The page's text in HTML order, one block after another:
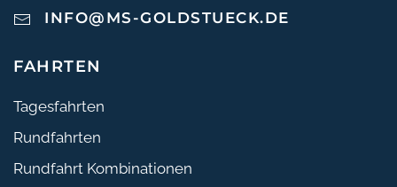
INFO@MS-GOLDSTUECK.DE
FAHRTEN
Tagesfahrten
Rundfahrten
Rundfahrt Kombinationen